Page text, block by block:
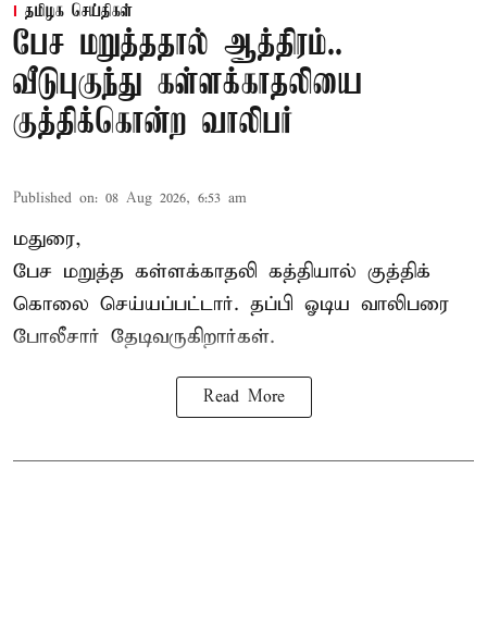
தமிழக செய்திகள்
பேச மறுத்ததால் ஆத்திரம்..
வீடுபுகுந்து கள்ளக்காதலியை
குத்திக்கொன்ற வாலிபர்
Published on: 08 Aug 2026, 6:53 am
மதுரை,
பேச மறுத்த கள்ளக்காதலி கத்தியால் குத்திக்
கொலை செய்யப்பட்டார். தப்பி ஓடிய வாலிபரை
போலீசார் தேடிவருகிறார்கள்.
Read More